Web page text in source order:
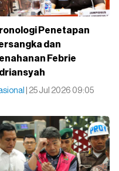
Penetapan
dan
Febrie
| 25 Jul 2026 09:05